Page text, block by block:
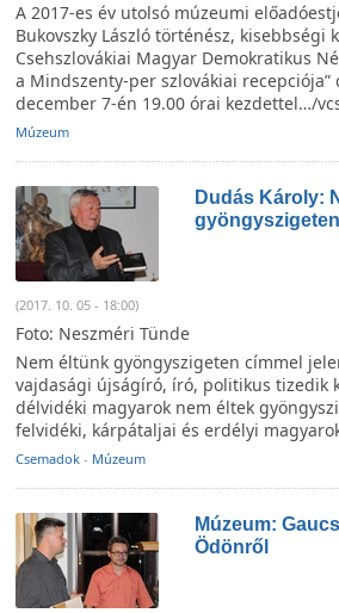
A 2017-es év utolsó múzeumi
Bukovszky László történész, kisebbségi
Csehszlovákiai Magyar Demokratikus
a Mindszenty-per szlovákiai recepciója”
december 7-én 19.00 órai kezdettel…/
Múzeum
Dudás Károly:
gyöngyszigeten
(2017. 10. 05 - 18:00)
Foto: Neszméri Tünde
Nem éltünk gyöngyszigeten címmel
vajdasági újságíró, író, politikus tizedik
délvidéki magyarok nem éltek
felvidéki, kárpátaljai és erdélyi
Csemadok - Múzeum
Múzeum:
Ödönről